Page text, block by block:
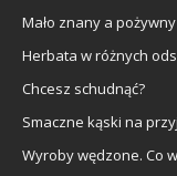
Mało znany a
Herbata w różnych
Chcesz schudnąć?
Smaczne kąski na
Wyroby wędzone. Co